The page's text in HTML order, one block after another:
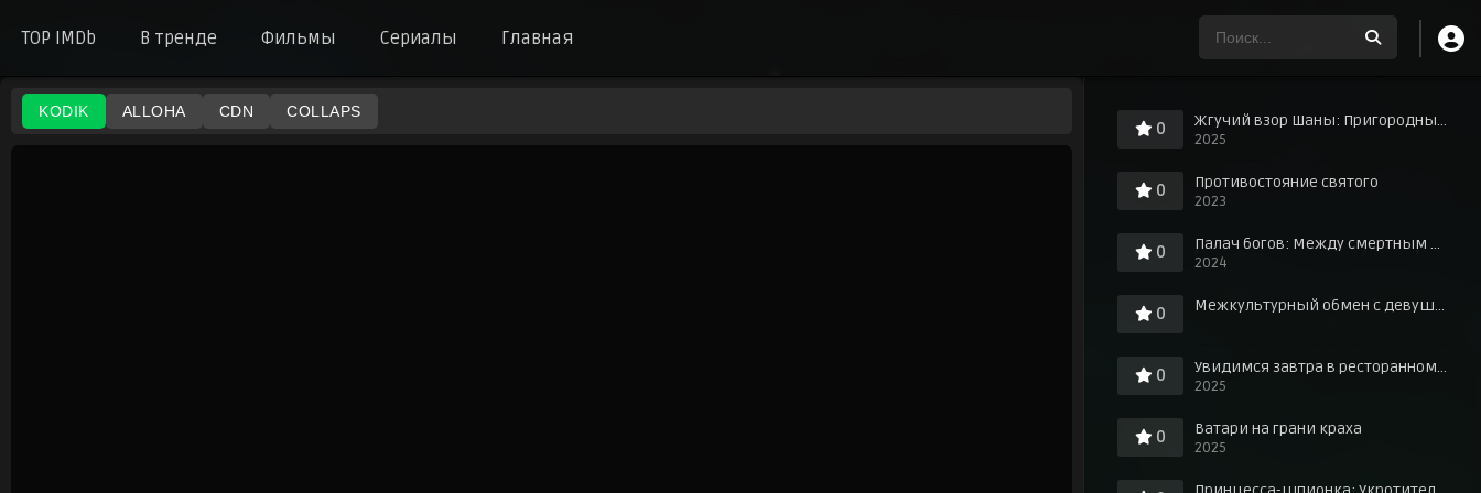
TOP IMDb В тренде Фильмы Сериалы Главная
KODIK ALLOHA CDN COLLAPS
0 Жгучий взор Шаны: Пригородные знания о любви в горячих источниках!
2025
0 Противостояние святого
2023
0 Палач богов: Между смертным и божественным царством
2024
0 Межкультурный обмен с девушкой у игровых автоматов
0 Увидимся завтра в ресторанном дворике
2025
0 Ватари на грани краха
2025